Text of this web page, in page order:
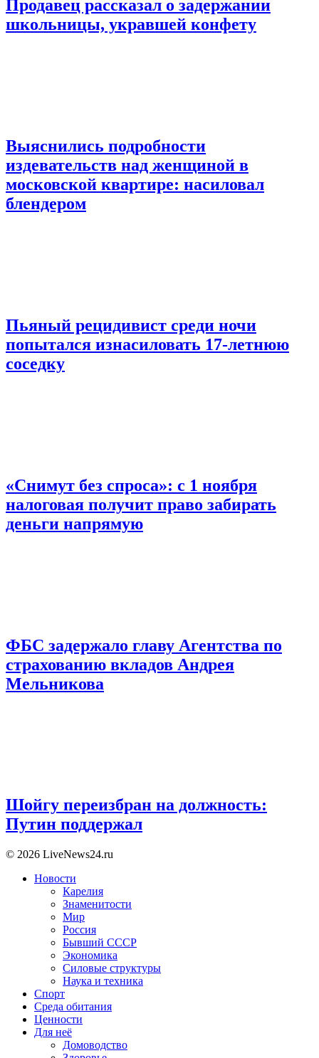
Продавец рассказал о задержании
школьницы, укравшей конфету
Выяснились подробности
издевательств над женщиной в
московской квартире: насиловал
блендером
Пьяный рецидивист среди ночи
попытался изнасиловать 17-летнюю
соседку
«Снимут без спроса»: с 1 ноября
налоговая получит право забирать
деньги напрямую
ФБС задержало главу Агентства по
страхованию вкладов Андрея
Мельникова
Шойгу переизбран на должность:
Путин поддержал
© 2026 LiveNews24.ru
Новости
Карелия
Знаменитости
Мир
Россия
Бывший СССР
Экономика
Силовые структуры
Наука и техника
Спорт
Среда обитания
Ценности
Для неё
Домоводство